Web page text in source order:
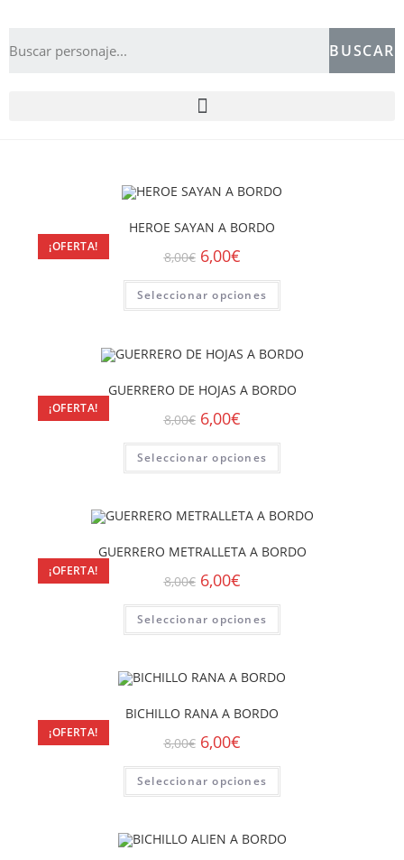
BUSCAR
¡OFERTA!
HEROE SAYAN A BORDO
8,00€ 6,00€
Seleccionar opciones
¡OFERTA!
GUERRERO DE HOJAS A BORDO
8,00€ 6,00€
Seleccionar opciones
¡OFERTA!
GUERRERO METRALLETA A BORDO
8,00€ 6,00€
Seleccionar opciones
¡OFERTA!
BICHILLO RANA A BORDO
8,00€ 6,00€
Seleccionar opciones